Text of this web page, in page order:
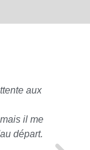
aux
il me
départ.